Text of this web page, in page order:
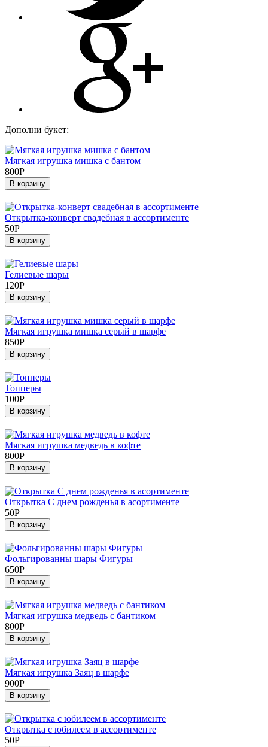
Дополни букет:
Мягкая игрушка мишка с бантом
800Р
В корзину
Открытка-конверт свадебная в ассортименте
50Р
В корзину
Гелиевые шары
120Р
В корзину
Мягкая игрушка мишка серый в шарфе
850Р
В корзину
Топперы
100Р
В корзину
Мягкая игрушка медведь в кофте
800Р
В корзину
Открытка С днем рожденья в асортименте
50Р
В корзину
Фольгированны шары Фигуры
650Р
В корзину
Мягкая игрушка медведь с бантиком
800Р
В корзину
Мягкая игрушка Заяц в шарфе
900Р
В корзину
Открытка с юбилеем в ассортименте
50Р